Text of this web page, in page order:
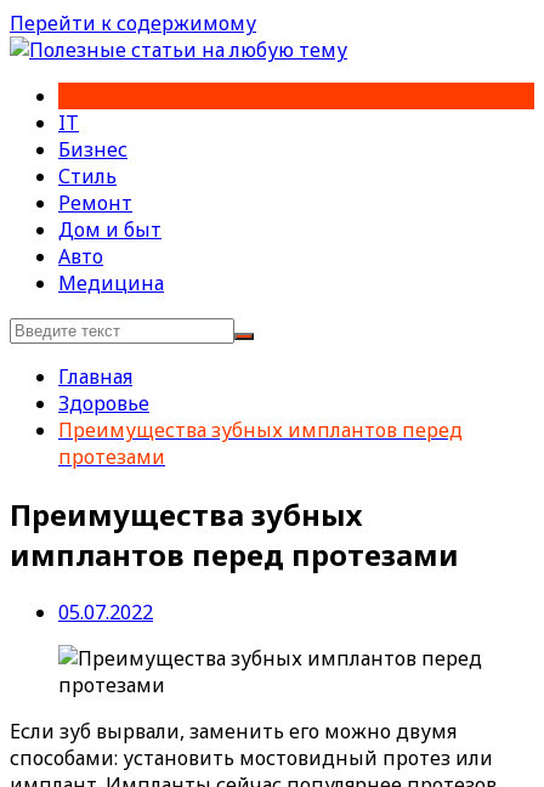
Перейти к содержимому
IT
Бизнес
Стиль
Ремонт
Дом и быт
Авто
Медицина
Главная
Здоровье
Преимущества зубных имплантов перед
протезами
Преимущества зубных
имплантов перед протезами
05.07.2022
Если зуб вырвали, заменить его можно двумя
способами: установить мостовидный протез или